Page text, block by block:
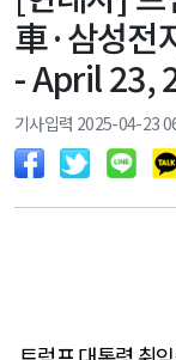
車·삼성전
- April 23,
기사입력 2025-04-23